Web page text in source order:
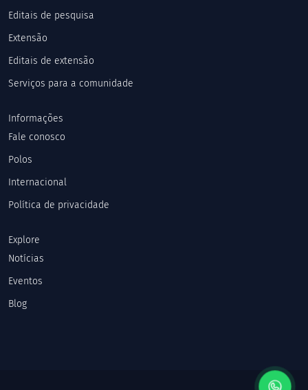
Editais de pesquisa
Extensão
Editais de extensão
Serviços para a comunidade
Informações
Fale conosco
Polos
Internacional
Política de privacidade
Explore
Notícias
Eventos
Blog